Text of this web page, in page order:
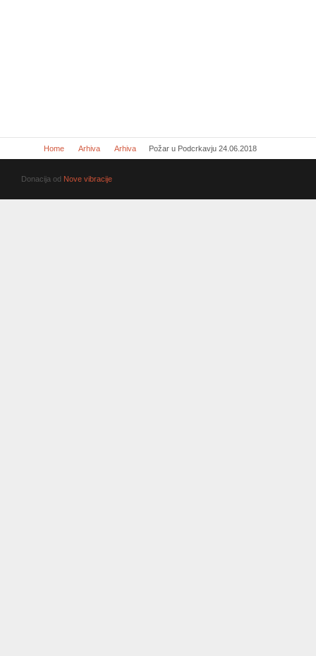
Home Arhiva Arhiva Požar u Podcrkavju 24.06.2018
Donacija od Nove vibracije